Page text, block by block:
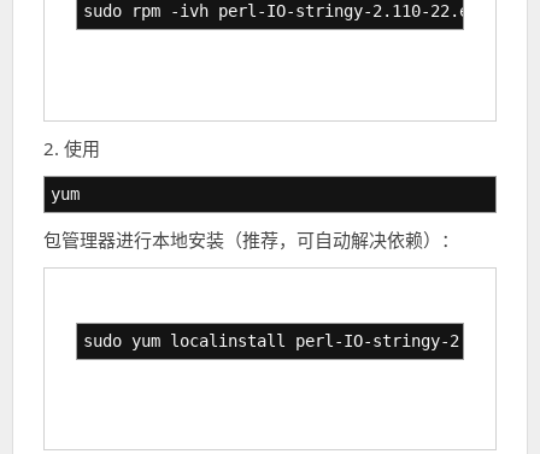
sudo rpm -ivh perl-IO-stringy-2.110-
2. 使用
yum
包管理器进行本地安装（推荐，可自动解决依赖）：
sudo yum localinstall perl-IO-stringy-2.110-